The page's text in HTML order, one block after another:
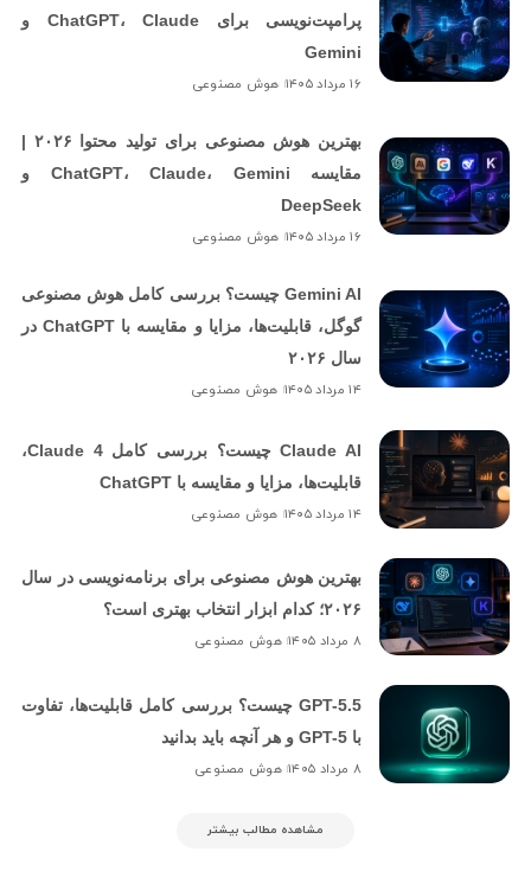
پرامپت‌نویسی برای ChatGPT، Claude و
Gemini
۱۶ مرداد ۱۴۰۵
هوش مصنوعی
بهترین هوش مصنوعی برای تولید محتوا ۲۰۲۶ |
مقایسه ChatGPT، Claude، Gemini و
DeepSeek
۱۶ مرداد ۱۴۰۵
هوش مصنوعی
Gemini AI چیست؟ بررسی کامل هوش مصنوعی
گوگل، قابلیت‌ها، مزایا و مقایسه با ChatGPT در
سال ۲۰۲۶
۱۴ مرداد ۱۴۰۵
هوش مصنوعی
Claude AI چیست؟ بررسی کامل Claude 4،
قابلیت‌ها، مزایا و مقایسه با ChatGPT
۱۴ مرداد ۱۴۰۵
هوش مصنوعی
بهترین هوش مصنوعی برای برنامه‌نویسی در سال
۲۰۲۶؛ کدام ابزار انتخاب بهتری است؟
۸ مرداد ۱۴۰۵
هوش مصنوعی
GPT-5.5 چیست؟ بررسی کامل قابلیت‌ها، تفاوت
با GPT-5 و هر آنچه باید بدانید
۸ مرداد ۱۴۰۵
هوش مصنوعی
مشاهده مطالب بیشتر